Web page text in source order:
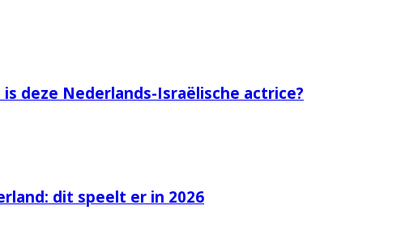
deze Nederlands-Israëlische actrice?
dit speelt er in 2026